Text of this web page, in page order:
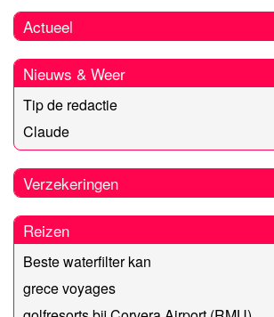
Actueel
Nieuws & Weer
Tip de redactie
Claude
Verzekeringen
Reizen
Beste waterfilter kan
grece voyages